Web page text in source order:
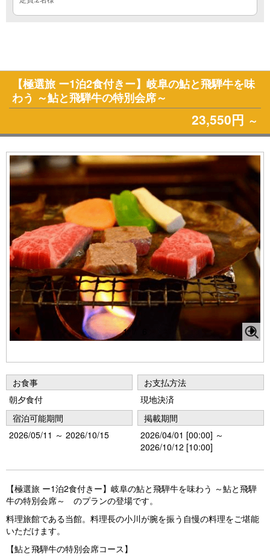
【極選旅 ー1泊2食付きー】岐阜の鮎と飛騨牛を味
わう ～鮎と飛騨牛の特別会席～
23,550円 ～
Pr
e
vi
o
u
s
N
e
1
お食事
朝夕食付
お支払方法
現地決済
宿泊可能期間
2026/05/11 ～ 2026/10/15
掲載期間
2026/04/01 [00:00] ～
2026/10/12 [10:00]
【極選旅 ー1泊2食付きー】岐阜の鮎と飛騨牛を味わう ～鮎と飛騨
牛の特別会席～ のプランの登場です。
料理旅館である当館。料理長の小川が腕を振う自慢の料理をご堪能
いただけます。
【鮎と飛騨牛の特別会席コース】